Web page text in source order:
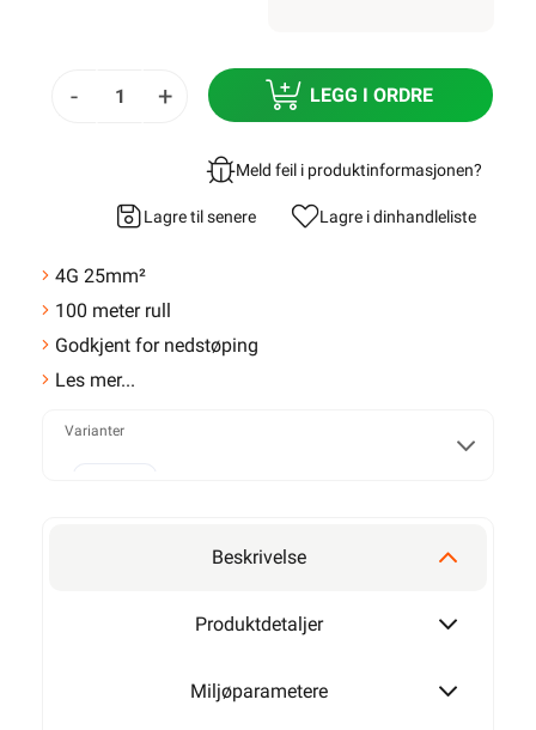
- + LEGG I ORDRE
Meld feil i produktinformasjonen?
Lagre til senere Lagre i dinhandleliste
4G 25mm²
100 meter rull
Godkjent for nedstøping
Les mer...
Varianter
2,5mm²
Beskrivelse
Produktdetaljer
Miljøparametere